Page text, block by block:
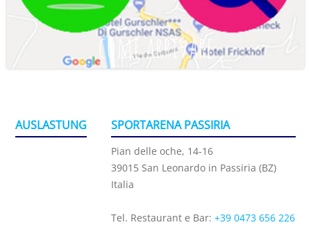
come arrivare
AUSLASTUNG SPORTARENA PASSIRIA
Pian delle oche, 14-16
39015 San Leonardo in Passiria (BZ)
Italia
Tel. Restaurant e Bar: +39 0473 656 226